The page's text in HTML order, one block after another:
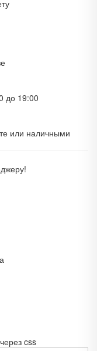
до 19:00
или наличными
css